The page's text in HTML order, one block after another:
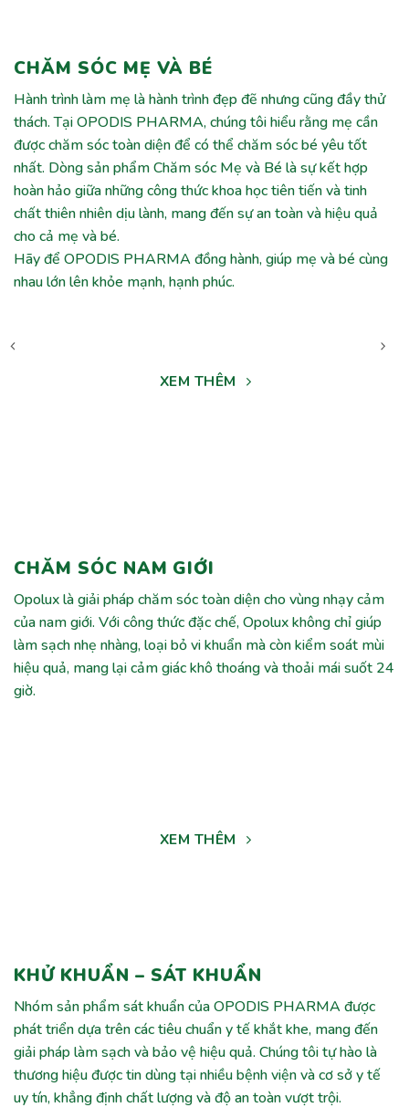
CHĂM SÓC MẸ VÀ BÉ
Hành trình làm mẹ là hành trình đẹp đẽ nhưng cũng đầy thử
thách. Tại OPODIS PHARMA, chúng tôi hiểu rằng mẹ cần
được chăm sóc toàn diện để có thể chăm sóc bé yêu tốt
nhất. Dòng sản phẩm Chăm sóc Mẹ và Bé là sự kết hợp
hoàn hảo giữa những công thức khoa học tiên tiến và tinh
chất thiên nhiên dịu lành, mang đến sự an toàn và hiệu quả
cho cả mẹ và bé.
Hãy để OPODIS PHARMA đồng hành, giúp mẹ và bé cùng
nhau lớn lên khỏe mạnh, hạnh phúc.
XEM THÊM
CHĂM SÓC NAM GIỚI
Opolux là giải pháp chăm sóc toàn diện cho vùng nhạy cảm
của nam giới. Với công thức đặc chế, Opolux không chỉ giúp
làm sạch nhẹ nhàng, loại bỏ vi khuẩn mà còn kiểm soát mùi
hiệu quả, mang lại cảm giác khô thoáng và thoải mái suốt 24
giờ.
XEM THÊM
KHỬ KHUẨN – SÁT KHUẨN
Nhóm sản phẩm sát khuẩn của OPODIS PHARMA được
phát triển dựa trên các tiêu chuẩn y tế khắt khe, mang đến
giải pháp làm sạch và bảo vệ hiệu quả. Chúng tôi tự hào là
thương hiệu được tin dùng tại nhiều bệnh viện và cơ sở y tế
uy tín, khẳng định chất lượng và độ an toàn vượt trội.